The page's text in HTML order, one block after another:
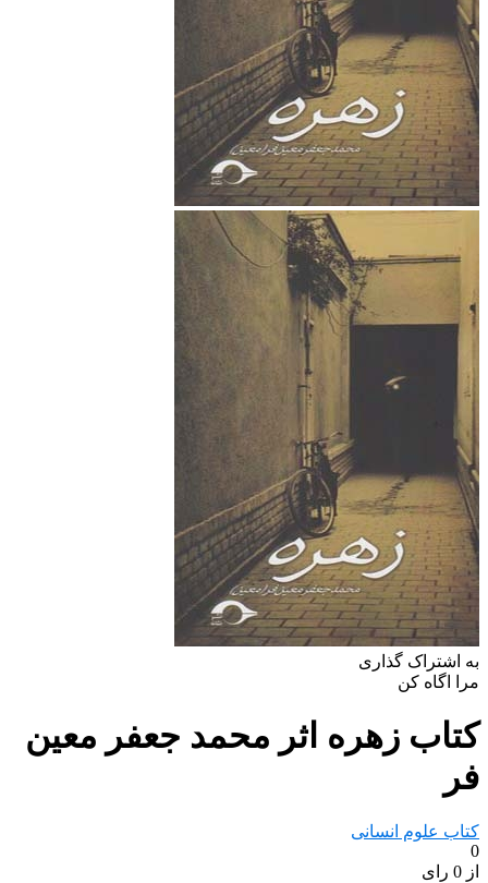
به اشتراک گذاری
مرا اگاه کن
کتاب زهره اثر محمد جعفر معین
فر
کتاب علوم انسانی
0
از 0 رای